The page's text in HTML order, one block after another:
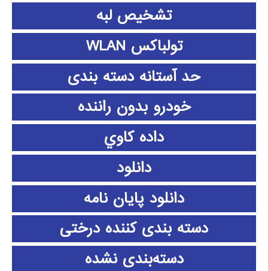
تشخیص لبه
تولباکس WLAN
حد آستانه دسته بندی
خودرو بدون راننده
داده كاوي
دانلود
دانلود پايان نامه
دسته بندی کننده درختی
دسته‌بندی نشده